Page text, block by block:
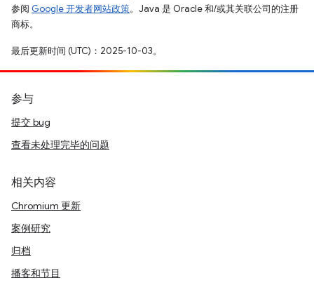
参阅 Google 开发者网站政策。Java 是 Oracle 和/或其关联公司的注册
商标。
最后更新时间 (UTC)：2025-10-03。
参与
提交 bug
查看未处理完毕的问题
相关内容
Chromium 更新
案例研究
归档
播客和节目